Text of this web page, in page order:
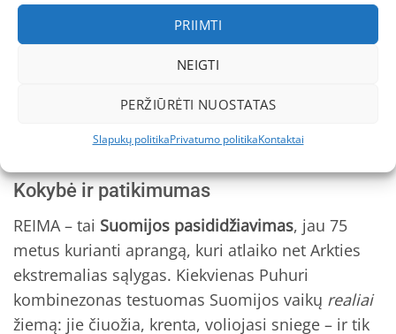
PRIIMTI
NEIGTI
PERŽIŪRĖTI NUOSTATAS
Slapukų politikaPrivatumo politikaKontaktai
– vienas kombinezonas
= du sezonai. Skaičiuokite: sutaupote 50 %
Paprasta priežiūra– skalbkite be baliklių ir
cheminio valymo, jokių išlaidų!
Kokybė ir patikimumas
REIMA – tai Suomijos pasididžiavimas, jau 75
metus kurianti aprangą, kuri atlaiko net Arkties
ekstremalias sąlygas. Kiekvienas Puhuri
kombinezonas testuomas Suomijos vaikų realiai
žiemą: jie čiuožia, krenta, voliojasi sniege – ir tik